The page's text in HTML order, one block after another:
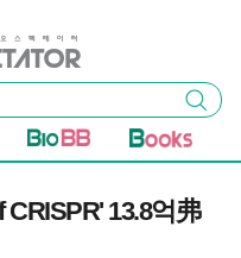
검색
13.8억弗